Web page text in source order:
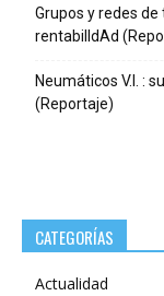
Grupos y redes
rentabilIdAd
Neumáticos V.I. :
(Reportaje)
CATEGORÍAS
Actualidad